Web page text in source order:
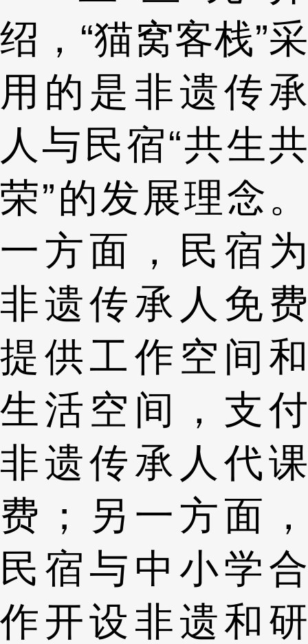
绍，“猫窝客栈”采
用的是非遗传承
人与民宿“共生共
荣”的发展理念。
一方面，民宿为
非遗传承人免费
提供工作空间和
生活空间，支付
非遗传承人代课
费；另一方面，
民宿与中小学合
作开设非遗和研